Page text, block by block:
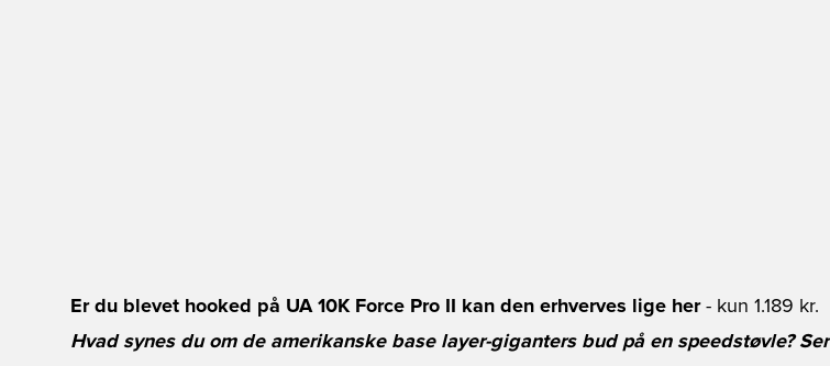
Er du blevet hooked på UA 10K Force Pro II kan den erhverves lige her- kun 1.189 kr.
Hvad synes du om de amerikanske base layer-giganters bud på en speedstøvle? Ser